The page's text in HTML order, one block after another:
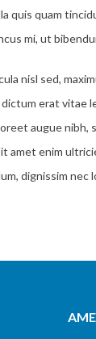
quis quam
mi, ut
nisl sed,
erat
augue
amet enim
dignissim